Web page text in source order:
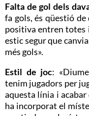
Falta de gol dels
fa gols, és qüestió
positiva entren totes
estic segur que
més gols».
Estil de joc:
tenim jugadors per
aquesta línia i acabar
ha incorporat el